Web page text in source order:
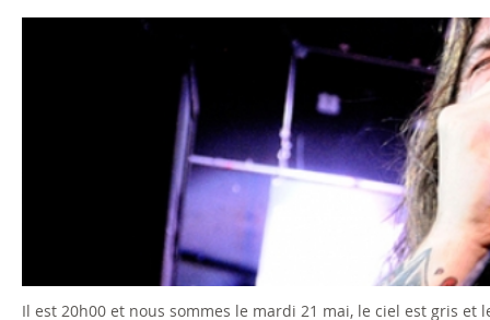
Il est 20h00 et nous sommes le mardi 21 mai, le ciel est gris